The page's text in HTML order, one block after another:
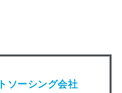
ソーシング会社